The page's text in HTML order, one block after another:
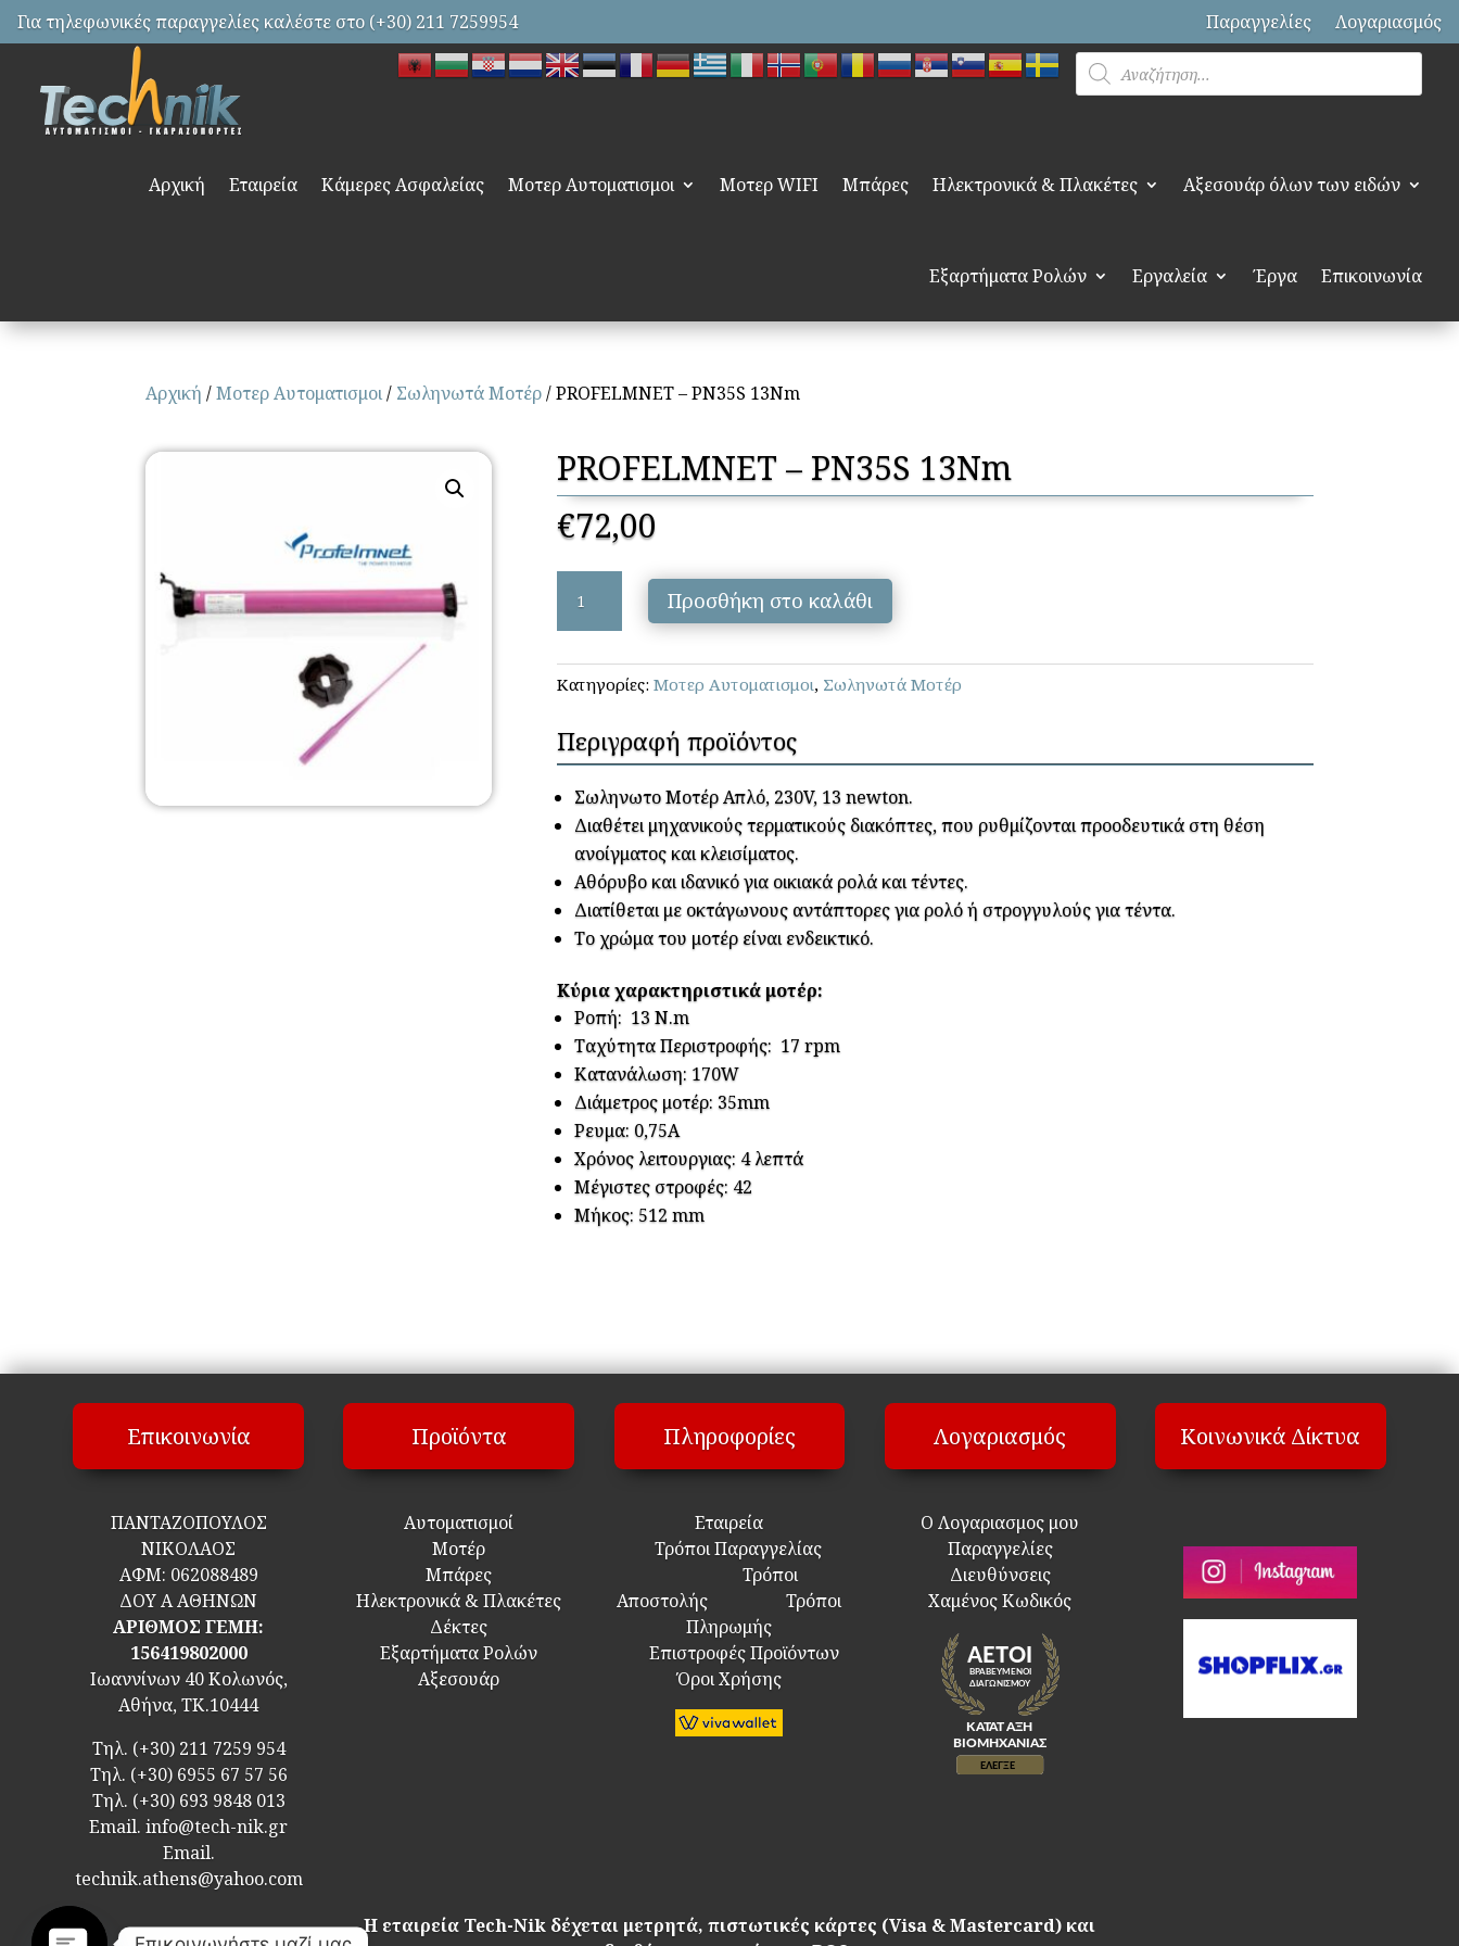
Για τηλεφωνικές παραγγελίες καλέστε στο (+30) 211 7259954 Παραγγελίες
Λογαριασμός
Products
search
Αρχική Εταιρεία Κάμερες Ασφαλείας Μοτερ Αυτοματισμοι Μοτερ WIFI Μπάρες Ηλεκτρονικά & Πλακέτες Αξεσουάρ όλων των ειδών
Εξαρτήματα Ρολών Εργαλεία Έργα Επικοινωνία
Αρχική /Μοτερ Αυτοματισμοι/ Σωληνωτά Μοτέρ/ PROFELMNET – PN35S 13Nm
PROFELMNET – PN35S 13Nm
€72,00
PROFELMNET
PN35S
13Nm
ποσότητα
Προσθήκη στο καλάθι
Κατηγορίες: Μοτερ Αυτοματισμοι, Σωληνωτά Μοτέρ
Περιγραφή προϊόντος
Σωληνωτο Μοτέρ Απλό, 230V, 13 newton.
Διαθέτει μηχανικούς τερματικούς διακόπτες, που ρυθμίζονται προοδευτικά στη θέση
ανοίγματος και κλεισίματος.
Αθόρυβο και ιδανικό για οικιακά ρολά και τέντες.
Διατίθεται με οκτάγωνους αντάπτορες για ρολό ή στρογγυλούς για τέντα.
Το χρώμα του μοτέρ είναι ενδεικτικό.
Κύρια χαρακτηριστικά μοτέρ:
Ροπή: 13 N.m
Ταχύτητα Περιστροφής: 17 rpm
Κατανάλωση: 170W
Διάμετρος μοτέρ: 35mm
Ρευμα: 0,75Α
Χρόνος λειτουργιας: 4 λεπτά
Μέγιστες στροφές: 42
Μήκος: 512 mm
Επικοινωνία
ΠΑΝΤΑΖΟΠΟΥΛΟΣ
ΝΙΚΟΛΑΟΣ
ΑΦΜ: 062088489
ΔΟΥ Α ΑΘΗΝΩΝ
ΑΡΙΘΜΟΣ ΓΕΜΗ:
156419802000
Ιωαννίνων 40 Κολωνός,
Αθήνα, ΤΚ.10444
Τηλ. (+30) 211 7259 954
Τηλ. (+30) 6955 67 57 56
Τηλ. (+30) 693 9848 013
Email.info@tech-nik.gr
Email.
technik.athens@yahoo.com
Προϊόντα
Αυτοματισμοί
Μοτέρ
Μπάρες
Ηλεκτρονικά & Πλακέτες
Δέκτες
Εξαρτήματα Ρολών
Αξεσουάρ
Πληροφορίες
Εταιρεία
Τρόποι Παραγγελίας
Τρόποι
Αποστολής
Τρόποι
Πληρωμής
Επιστροφές Προϊόντων
Όροι Χρήσης
Λογαριασμός
Ο Λογαριασμος μου
Παραγγελίες
Διευθύνσεις
Χαμένος Κωδικός
Κοινωνικά Δίκτυα
Η εταιρεία Tech-Nik δέχεται μετρητά, πιστωτικές κάρτες (Visa & Mastercard) και